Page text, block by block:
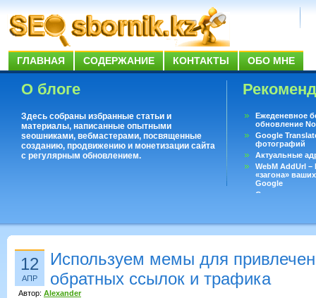
ГЛАВНАЯ СОДЕРЖАНИЕ КОНТАКТЫ ОБО МНЕ
О блоге
Здесь собраны избранные статьи и
материалы, написанные опытными
seoшниками, вебмастерами, посвященные
созданию, продвижению и монетизации сайта
с регулярным обновлением.
Ежеденевное
обновление
Google
фотографий
Актуальные
WebM AddUrl
«загона»
Google
Существует
12
АПР
Используем мемы для
обратных ссылок и трафика
Автор: Alexander